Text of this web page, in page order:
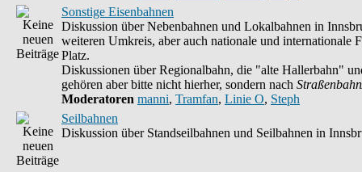
Sonstige Eisenbahnen
Diskussion über Nebenbahnen und Lokalbahnen in
weiteren Umkreis, aber auch nationale und internationale
Platz.
Diskussionen über Regionalbahn, die "alte Hallerbahn"
gehören aber bitte nicht hierher, sondern nach
Moderatoren manni, Tramfan, Linie O, Steph
Seilbahnen
Diskussion über Standseilbahnen und Seilbahnen in